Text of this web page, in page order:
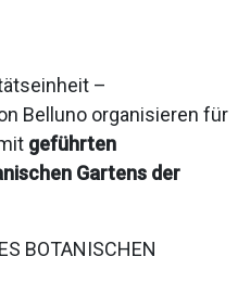
–
Belluno organisieren für
geführten
Gartens der
BOTANISCHEN